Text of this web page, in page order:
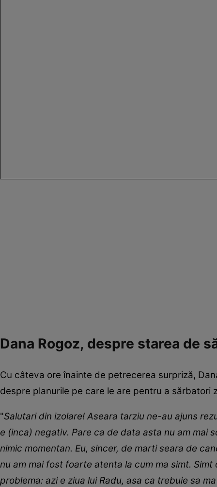
Dana Rogoz, despre starea de
Cu câteva ore înainte de petrecerea surpriză,
despre planurile pe care le are pentru a sărbatori
"Salutari din izolare! Aseara tarziu ne-au ajuns
e (inca) negativ. Pare ca de data asta nu am mai
nimic momentan. Eu, sincer, de marti seara de
nu am mai fost foarte atenta la cum ma simt.
problema: azi e ziua lui Radu, asa ca trebuie sa